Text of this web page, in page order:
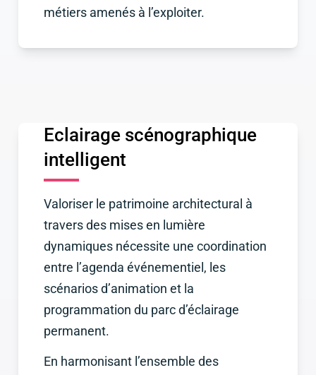
métiers amenés à l’exploiter.
Eclairage scénographique
intelligent
Valoriser le patrimoine architectural à
travers des mises en lumière
dynamiques nécessite une coordination
entre l’agenda événementiel, les
scénarios d’animation et la
programmation du parc d’éclairage
permanent.
En harmonisant l’ensemble des